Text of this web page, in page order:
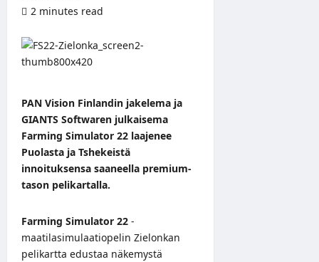
2 minutes read
PAN Vision Finlandin jakelema ja
GIANTS Softwaren julkaisema
Farming Simulator 22 laajenee
Puolasta ja Tshekeistä
innoituksensa saaneella premium-
tason pelikartalla.
Farming Simulator 22 -
maatilasimulaatiopelin Zielonkan
pelikartta edustaa näkemystä